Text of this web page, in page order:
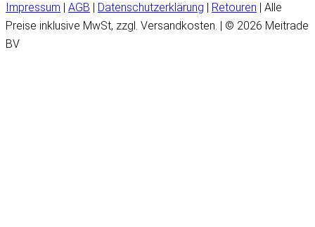
Impressum AGB Datenschutzerklärung Retouren | Alle
Preise inklusive MwSt, zzgl. Versandkosten. | © 2026 Meitrade
BV